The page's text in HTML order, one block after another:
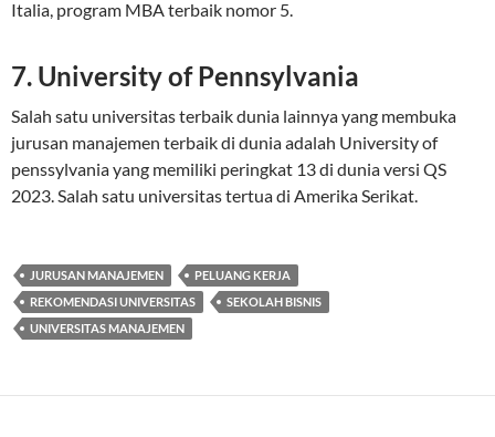
Italia, program MBA terbaik nomor 5.
7. University of Pennsylvania
Salah satu universitas terbaik dunia lainnya yang membuka
jurusan manajemen terbaik di dunia adalah University of
penssylvania yang memiliki peringkat 13 di dunia versi QS
2023. Salah satu universitas tertua di Amerika Serikat.
JURUSAN MANAJEMEN
PELUANG KERJA
REKOMENDASI UNIVERSITAS
SEKOLAH BISNIS
UNIVERSITAS MANAJEMEN